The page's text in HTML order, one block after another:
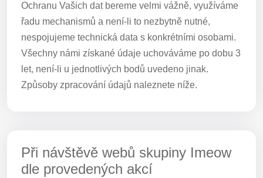
Ochranu Vašich dat bereme velmi vážně, využíváme
řadu mechanismů a není-li to nezbytně nutné,
nespojujeme technická data s konkrétními osobami.
Všechny námi získané údaje uchováváme po dobu 3
let, není-li u jednotlivých bodů uvedeno jinak.
Způsoby zpracování údajů naleznete níže.
Při návštěvě webů skupiny Imeow
dle provedených akcí